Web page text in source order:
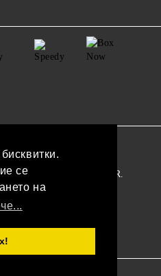
се
на
100% съобразен с GDPR.
данни